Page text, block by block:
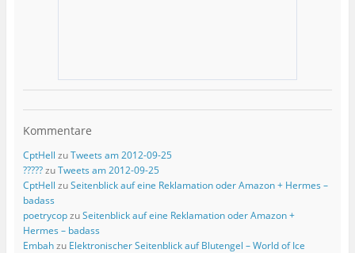
Kommentare
CptHell zuTweets am 2012-09-25
?????zuTweets am 2012-09-25
CptHell zuSeitenblick auf eine Reklamation oder Amazon + Hermes –
badass
poetrycopzuSeitenblick auf eine Reklamation oder Amazon +
Hermes – badass
Embahzu Elektronischer Seitenblick auf Blutengel – World of Ice